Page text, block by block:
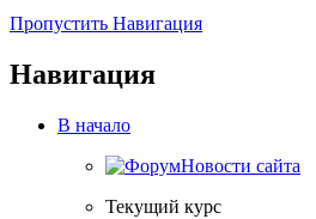
Пропустить Навигация
Навигация
В начало
Новости сайта
Текущий курс